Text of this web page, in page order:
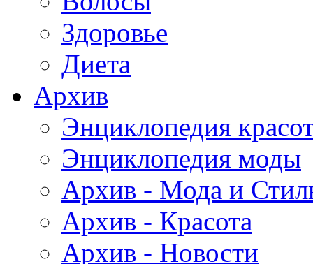
Здоровье
Диета
Архив
Энциклопедия
Энциклопедия моды
Архив - Мода и
Архив - Красота
Архив - Новости